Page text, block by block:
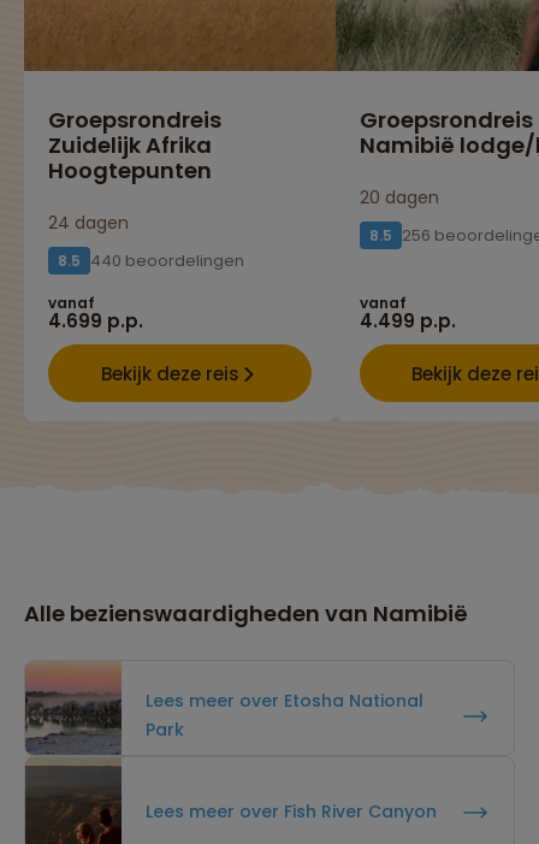
Groepsrondreis
Zuidelijk Afrika
Hoogtepunten
24 dagen
8.5 440 beoordelingen
vanaf
4.699 p.p.
Bekijk deze reis
Groepsrondreis
Namibië
20 dagen
8.5 256
vanaf
4.499 p.p.
Bekijk deze
Alle bezienswaardigheden van Namibië
Lees meer over Etosha National
Park
Lees meer over Fish River Canyon